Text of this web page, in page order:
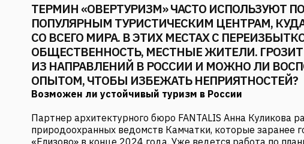
ТЕРМИН «ОВЕРТУРИЗМ» ЧАСТО ИСПОЛЬЗУЮТ
ПОПУЛЯРНЫМ ТУРИСТИЧЕСКИМ ЦЕНТРАМ,
СО ВСЕГО МИРА. В ЭТИХ МЕСТАХ С
ОБЩЕСТВЕННОСТЬ, МЕСТНЫЕ ЖИТЕЛИ.
ИЗ НАПРАВЛЕНИЙ В РОССИИ И МОЖНО ЛИ
ОПЫТОМ, ЧТОБЫ ИЗБЕЖАТЬ НЕПРИЯТНОСТЕЙ?
Возможен ли устойчивый туризм в России
Партнер архитектурного бюро FANTALIS Анна Куликова
природоохранных ведомств Камчатки, которые заранее
«Елизово» в конце 2024 года. Уже ведется работа по